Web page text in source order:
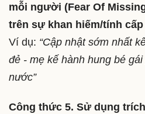
mỗi người (Fear Of
trên sự khan hiếm/tính cấp
Ví dụ: “Cập nhật sớm nhất
đẻ - mẹ kế hành hung bé
nước”
Công thức 5. Sử dụng